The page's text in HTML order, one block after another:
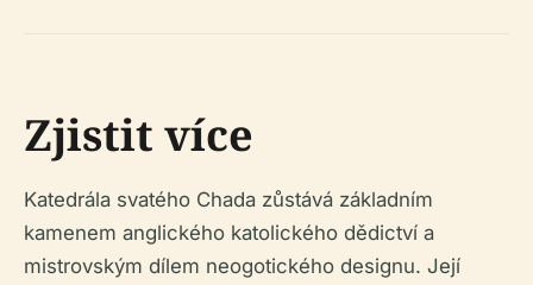
Zjistit více
Katedrála svatého Chada zůstává základním
kamenem anglického katolického dědictví a
mistrovským dílem neogotického designu. Její